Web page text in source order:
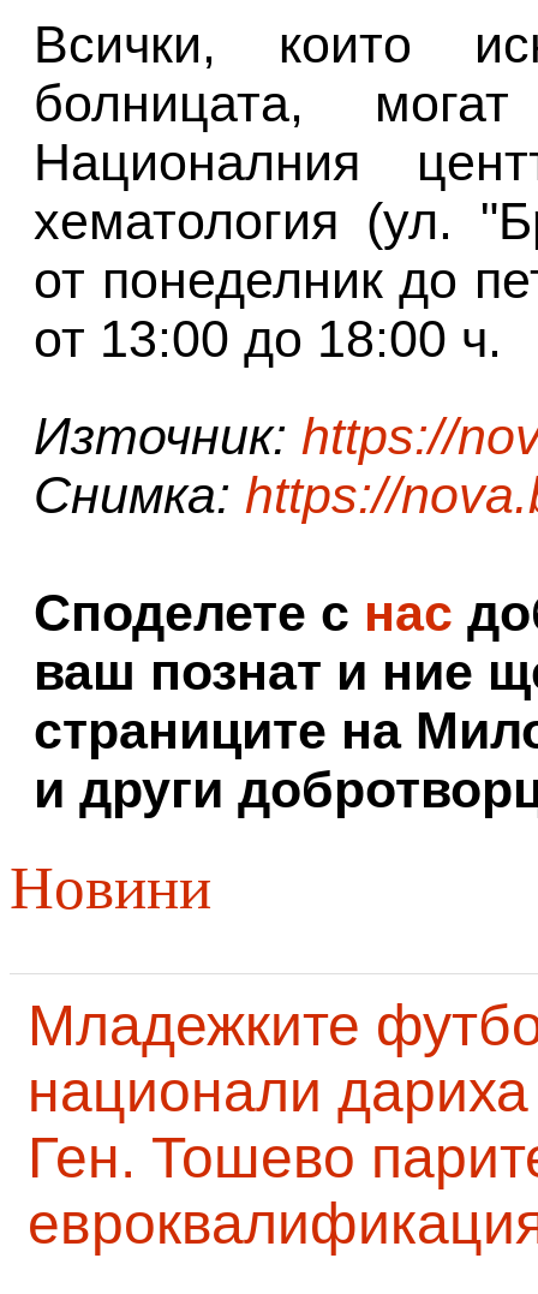
Всички, които
болницата,
Националния
хематология (ул.
от понеделник до
от 13:00 до 18:00 ч.
Източник: https://
Снимка: https://
Споделете с нас
ваш познат и ние
страниците на
и други
Новини
Младежките
национали
Ген. Тошево